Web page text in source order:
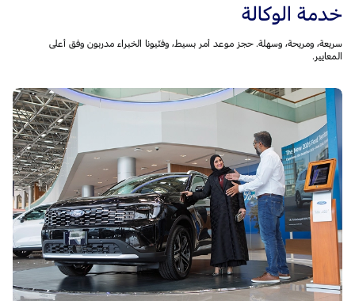
خدمة الوكالة
سريعة، ومريحة، وسهلة. حجز موعد أمر بسيط، وفنّيونا الخبراء مدربون وفق أعلى
المعايير.